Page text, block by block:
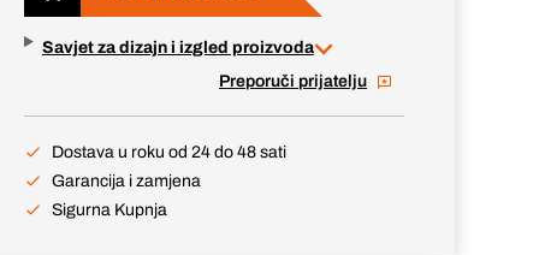
Savjet za dizajn i izgled proizvoda
Preporuči prijatelju
Dostava u roku od 24 do 48 sati
Garancija i zamjena
Sigurna Kupnja